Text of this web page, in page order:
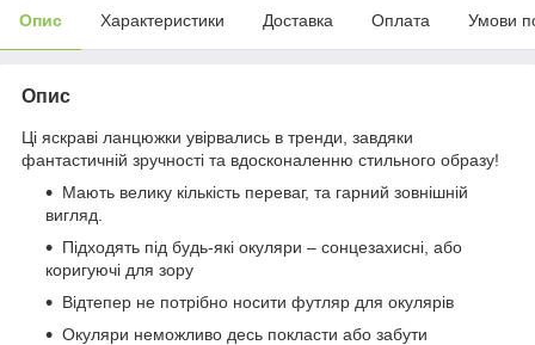
Опис Характеристики Доставка Оплата Умови
Опис
Ці яскраві ланцюжки увірвались в тренди, завдяки
фантастичній зручності та вдосконаленню стильного образу!
Мають велику кількість переваг, та гарний зовнішній
вигляд.
Підходять під будь-які окуляри – сонцезахисні, або
коригуючі для зору
Відтепер не потрібно носити футляр для окулярів
Окуляри неможливо десь покласти або забути